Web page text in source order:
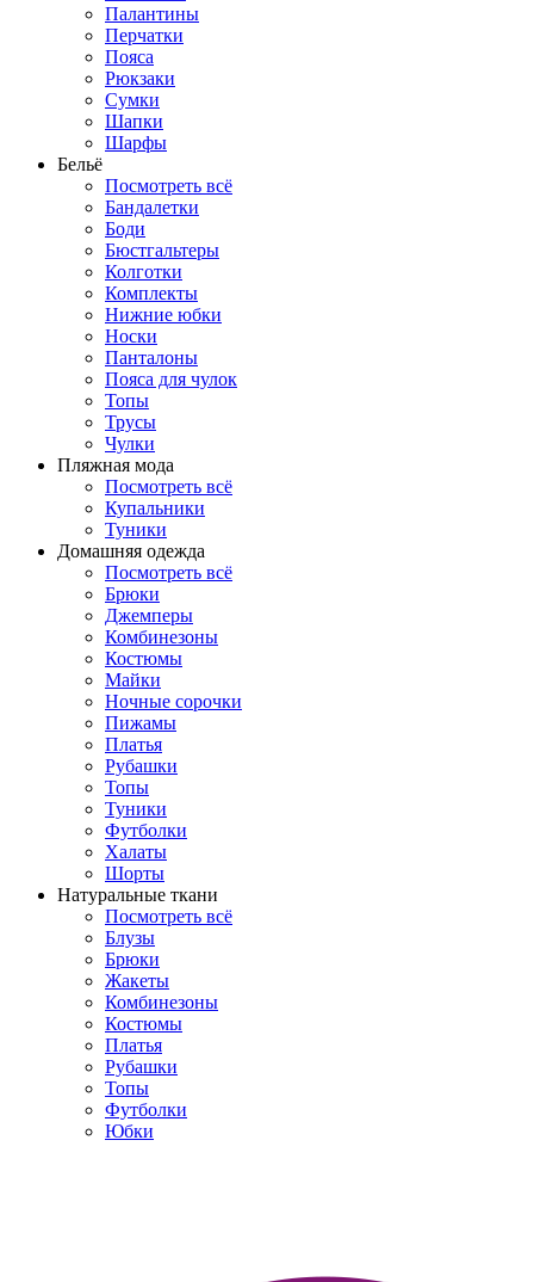
Палантины
Перчатки
Пояса
Рюкзаки
Сумки
Шапки
Шарфы
Бельё
Посмотреть всё
Бандалетки
Боди
Бюстгальтеры
Колготки
Комплекты
Нижние юбки
Носки
Панталоны
Поясa для чулок
Топы
Трусы
Чулки
Пляжная мода
Посмотреть всё
Купальники
Туники
Домашняя одежда
Посмотреть всё
Брюки
Джемперы
Комбинезоны
Костюмы
Майки
Ночные сорочки
Пижамы
Платья
Рубашки
Топы
Туники
Футболки
Халаты
Шорты
Натуральные ткани
Посмотреть всё
Блузы
Брюки
Жакеты
Комбинезоны
Костюмы
Платья
Рубашки
Топы
Футболки
Юбки